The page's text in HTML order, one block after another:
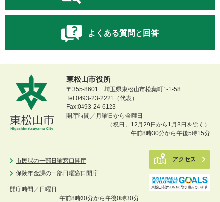
よくある質問と回答
東松山市役所
〒355-8601 埼玉県東松山市松葉町1-1-58
Tel:0493-23-2221（代表）
Fax:0493-24-6123
開庁時間／月曜日から金曜日
（祝日、12月29日から1月3日を除く）
午前8時30分から午後5時15分
市民課の一部日曜窓口開庁
保険年金課の一部日曜窓口開庁
開庁時間／ 日曜日
午前8時30分から午後0時30分
アクセス